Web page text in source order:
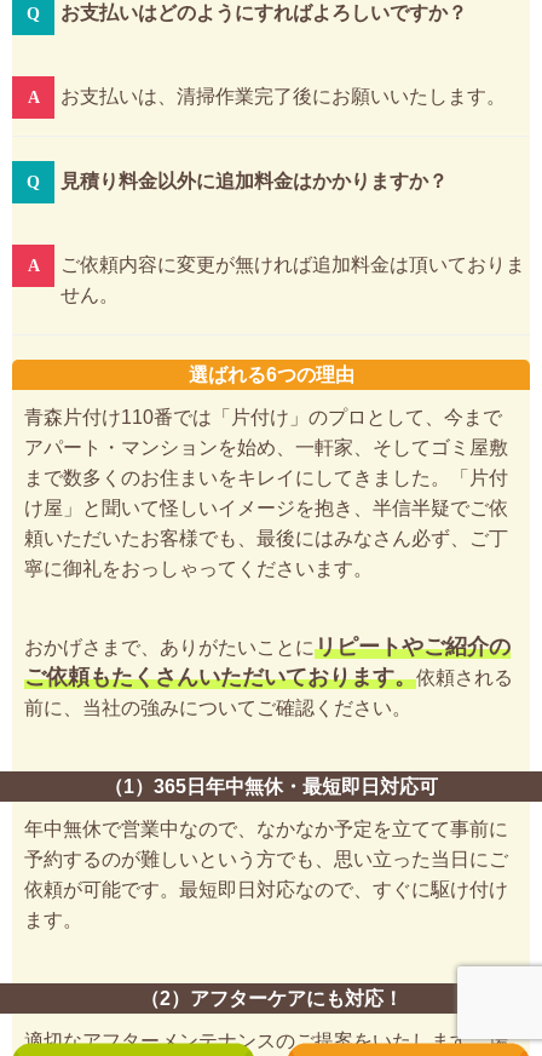
お支払いはどのようにすればよろしいですか？
お支払いは、清掃作業完了後にお願いいたします。
見積り料金以外に追加料金はかかりますか？
ご依頼内容に変更が無ければ追加料金は頂いておりま
せん。
選ばれる6つの理由
青森片付け110番では「片付け」のプロとして、今まで
アパート・マンションを始め、一軒家、そしてゴミ屋敷
まで数多くのお住まいをキレイにしてきました。「片付
け屋」と聞いて怪しいイメージを抱き、半信半疑でご依
頼いただいたお客様でも、最後にはみなさん必ず、ご丁
寧に御礼をおっしゃってくださいます。
おかげさまで、ありがたいことにリピートやご紹介の
ご依頼もたくさんいただいております。依頼される
前に、当社の強みについてご確認ください。
（1）365日年中無休・最短即日対応可
年中無休で営業中なので、なかなか予定を立てて事前に
予約するのが難しいという方でも、思い立った当日にご
依頼が可能です。最短即日対応なので、すぐに駆け付け
ます。
（2）アフターケアにも対応！
適切なアフターメンテナンスのご提案をいたします。場